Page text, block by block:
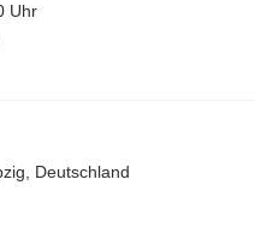
Uhr
Deutschland